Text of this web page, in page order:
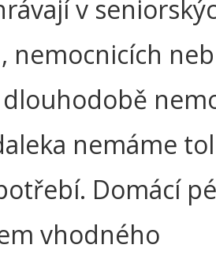
v
nemocnicích
nemáme
Domácí
vhodného